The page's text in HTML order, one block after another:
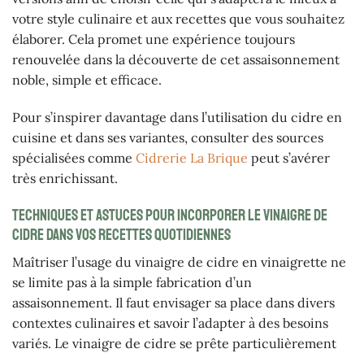
votre style culinaire et aux recettes que vous souhaitez
élaborer. Cela promet une expérience toujours
renouvelée dans la découverte de cet assaisonnement
noble, simple et efficace.
Pour s’inspirer davantage dans l’utilisation du cidre en
cuisine et dans ses variantes, consulter des sources
spécialisées comme Cidrerie La Brique peut s’avérer
très enrichissant.
Techniques et astuces pour incorporer le vinaigre de
cidre dans vos recettes quotidiennes
Maîtriser l’usage du vinaigre de cidre en vinaigrette ne
se limite pas à la simple fabrication d’un
assaisonnement. Il faut envisager sa place dans divers
contextes culinaires et savoir l’adapter à des besoins
variés. Le vinaigre de cidre se prête particulièrement